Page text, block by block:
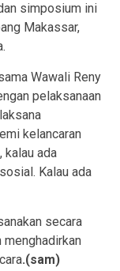
simposium ini
Makassar,
Wawali Reny
pelaksanaan
kelancaran
kalau ada
Kalau ada
secara
.(sam)